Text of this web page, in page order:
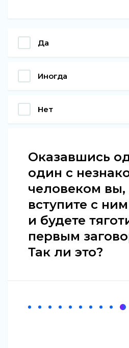
Да
Иногда
Нет
Оказавшись
один с
человеком вы,
вступите с
и будете
первым
Так ли это?